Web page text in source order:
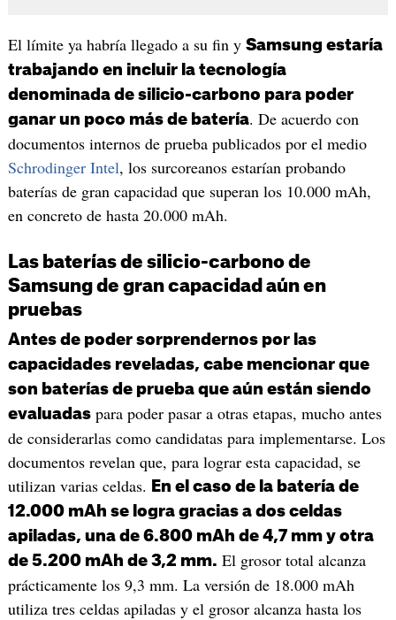
El límite ya habría llegado a su fin y Samsung estaría
trabajando en incluir la tecnología
denominada de silicio-carbono para poder
ganar un poco más de batería. De acuerdo con
documentos internos de prueba publicados por el medio
Schrodinger Intel, los surcoreanos estarían probando
baterías de gran capacidad que superan los 10.000 mAh,
en concreto de hasta 20.000 mAh.
Las baterías de silicio-carbono de
Samsung de gran capacidad aún en
pruebas
Antes de poder sorprendernos por las
capacidades reveladas, cabe mencionar que
son baterías de prueba que aún están siendo
evaluadaspara poder pasar a otras etapas, mucho antes
de considerarlas como candidatas para implementarse. Los
documentos revelan que, para lograr esta capacidad, se
utilizan varias celdas.
En el caso de la batería de
12.000 mAh se logra gracias a dos celdas
apiladas, una de 6.800 mAh de 4,7 mm y otra
de 5.200 mAh de 3,2 mm. El grosor total alcanza
prácticamente los 9,3 mm. La versión de 18.000 mAh
utiliza tres celdas apiladas y el grosor alcanza hasta los